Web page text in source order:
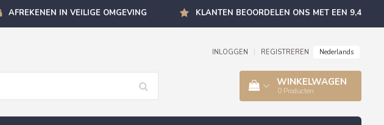
AFREKENEN IN VEILIGE OMGEVING KLANTEN BEOORDELEN ONS MET EEN 9,4
INLOGGEN REGISTREREN Nederlands
WINKELWAGEN
0 Producten